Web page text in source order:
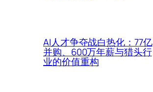
AI人才争夺战白热化：77亿
并购、600万年薪与猎头行
业的价值重构